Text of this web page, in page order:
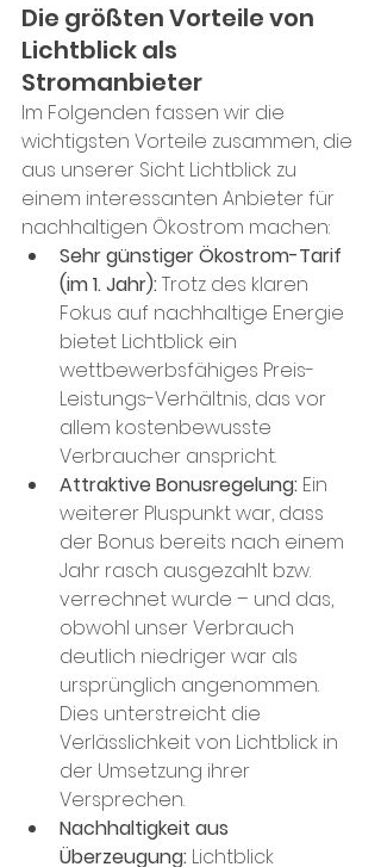
Die größten Vorteile von
Lichtblick als
Stromanbieter
Im Folgenden fassen wir die
wichtigsten Vorteile zusammen, die
aus unserer Sicht Lichtblick zu
einem interessanten Anbieter für
nachhaltigen Ökostrom machen:
Sehr günstiger Ökostrom-Tarif
(im 1. Jahr): Trotz des klaren
Fokus auf nachhaltige Energie
bietet Lichtblick ein
wettbewerbsfähiges Preis-
Leistungs-Verhältnis, das vor
allem kostenbewusste
Verbraucher anspricht.
Attraktive Bonusregelung: Ein
weiterer Pluspunkt war, dass
der Bonus bereits nach einem
Jahr rasch ausgezahlt bzw.
verrechnet wurde – und das,
obwohl unser Verbrauch
deutlich niedriger war als
ursprünglich angenommen.
Dies unterstreicht die
Verlässlichkeit von Lichtblick in
der Umsetzung ihrer
Versprechen.
Nachhaltigkeit aus
Überzeugung: Lichtblick